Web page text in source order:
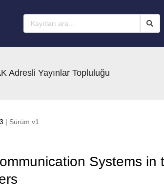
Adresli Yayınlar Topluluğu
| Sürüm v1
Systems in